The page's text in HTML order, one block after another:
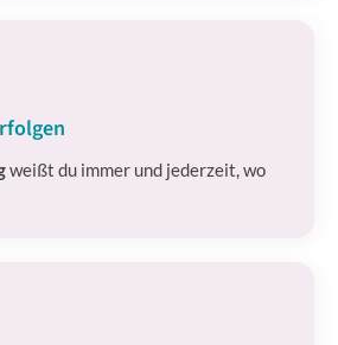
weißt du immer und jederzeit, wo